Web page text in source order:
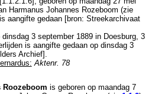
Harmanus Johannes Rozeboom (zie
aangifte gedaan [bron: Streekarchivaat
3 september 1889 in Doesburg, 3
is aangifte gedaan op dinsdag 3
Archief].
Aktenr. 78
is geboren op maandag 7